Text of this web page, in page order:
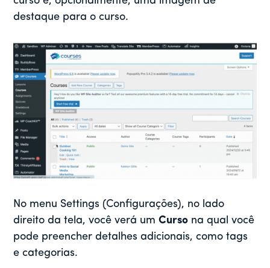
destaque para o curso.
No menu Settings (Configurações), no lado
direito da tela, você verá umCurso na qual você
pode preencher detalhes adicionais, como tags
e categorias.